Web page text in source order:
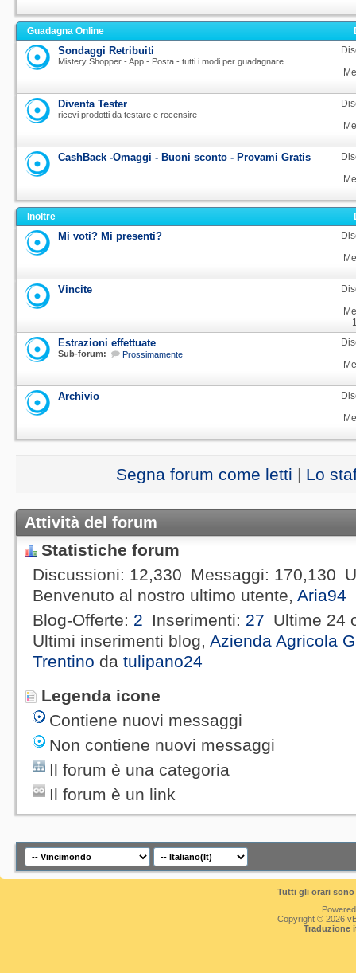
Guadagna Online
Sondaggi Retribuiti
Mistery Shopper - App - Posta - tutti i modi per guadagnare
Diventa Tester
ricevi prodotti da testare e recensire
CashBack -Omaggi - Buoni sconto - Provami Gratis
Inoltre
Mi voti? Mi presenti?
Vincite
Estrazioni effettuate
Sub-forum: Prossimamente
Archivio
Segna forum come letti | Lo
Attività del forum
Statistiche forum
Discussioni 12,330 Messaggi 170,130
Benvenuto al nostro ultimo utente, Aria94
Blog-Offerte 2 Inserimenti 27 Ultime 24
Ultimi inserimenti blog, Azienda Agricola
Trentino da tulipano24
Legenda icone
Contiene nuovi messaggi
Non contiene nuovi messaggi
Il forum è una categoria
Il forum è un link
Tutti gli orari
Copyright © 2026
Traduzione